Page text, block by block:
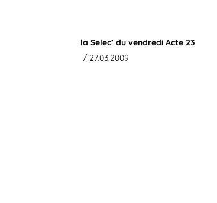
la Selec’ du vendredi Acte 23
/ 27.03.2009